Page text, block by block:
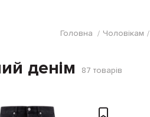
Головна Чоловікам
денім 87 товарів